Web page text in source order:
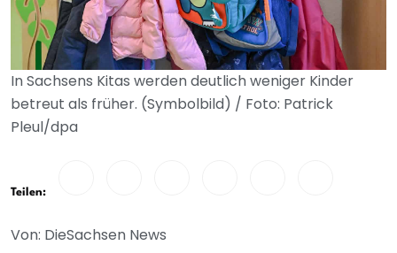
In Sachsens Kitas werden deutlich weniger Kinder
betreut als früher. (Symbolbild) / Foto: Patrick
Pleul/dpa
Teilen:
Von: DieSachsen News